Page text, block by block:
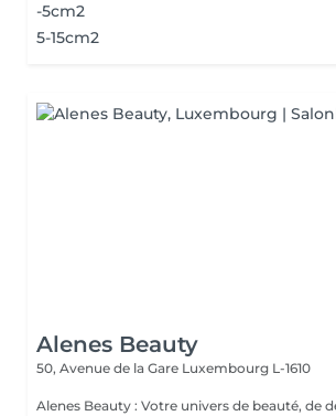
-5cm2
5-15cm2
Alenes Beauty
50, Avenue de la Gare Luxembourg L-1610
Alenes Beauty : Votre univers de beauté, de